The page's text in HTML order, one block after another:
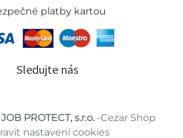
platby kartou
Sledujte nás
PROTECT, s.r.o.-Cezar Shop
nastavení cookies